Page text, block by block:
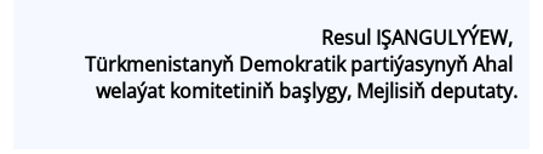
Resul IŞANGULYÝEW,
Türkmenistanyň Demokratik partiýasynyň Ahal
welaýat komitetiniň başlygy, Mejlisiň deputaty.